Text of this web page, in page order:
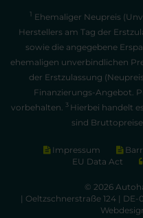
1 Ehemaliger Neupreis
Herstellers am Tag der
sowie die angegebene
ehemaligen unverbindlichen
der Erstzulassung
Finanzierungs-Angebot.
vorbehalten.
3 Hierbei handelt
sind
Impressum
EU Data Act
© 2026
| Oeltzschnerstraße 124 | DE-